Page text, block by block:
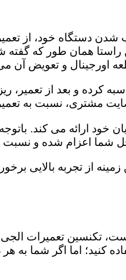
شدن دستگاه خود، از
راستا همان طور که
اورجینال و تعویض آن
و بعد از تعمیر، ریز
مشتری، نسبت به
خود ارائه می کند.
شما اعزام شده و نسبت
از تجربه بالایی
تکنسین تعمیرات
اما اگر شما به هر